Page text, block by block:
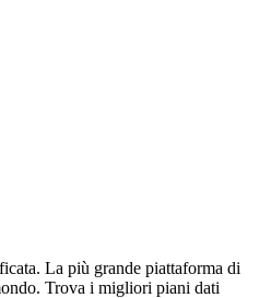
La più grande piattaforma di
Trova i migliori piani dati